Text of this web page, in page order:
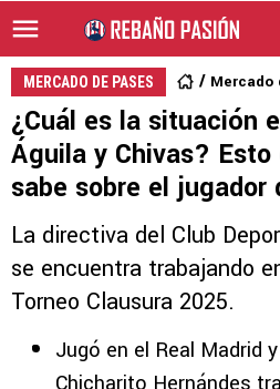
MERCADO DE PASES Mercado
¿Cuál es la situación
Águila y Chivas? Esto
sabe sobre el jugador
La directiva del Club
se encuentra trabajando
Torneo Clausura 2025.
Jugó en el Real Madrid